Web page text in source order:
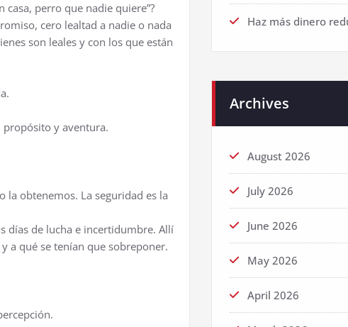
casa, perro que nadie quiere”?
cero lealtad a nadie o nada
son leales y con los que están
propósito y aventura.
la obtenemos. La seguridad es la
días de lucha e incertidumbre. Allí
a qué se tenían que sobreponer.
Haz más dinero
Archives
August 2026
July 2026
June 2026
May 2026
April 2026